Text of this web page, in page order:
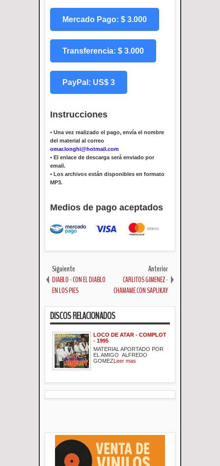
Mercado Pago: $ 3.000
Transferencia: $ 3.000
PayPal: US$ 3
Instrucciones
• Una vez realizado el pago, envía el nombre
del material al correo
omar.longhi@hotmail.com
• El enlace de descarga será enviado por
email.
• Los archivos están disponibles en formato
MP3.
Medios de pago aceptados
Siguiente
DIABLO - CON EL DIABLO
EN LOS PIES
Anterior
CARLITOS GIMENEZ -
CHAMAME CON SAPUKAY
DISCOS RELACIONADOS
LOCO DE ATAR - COMPLOT
- 1995
MATERIAL APORTADO POR
EL AMIGO ALFREDO
GOMEZ Leer mas